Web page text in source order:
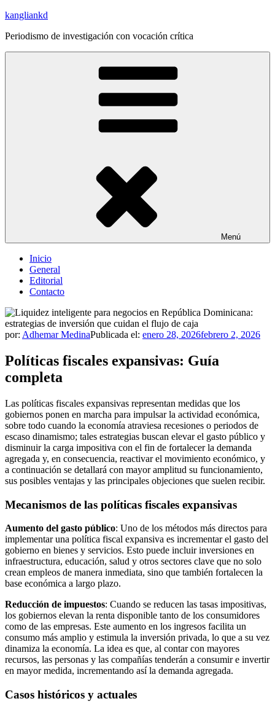
Saltar
contenido
kangliankd
Periodismo de investigación con vocación crítica
Menú
Inicio
General
Editorial
Contacto
por: Adhemar MedinaPublicada el: enero 28, 2026febrero 2, 2026
Políticas fiscales expansivas: Guía
completa
Las políticas fiscales expansivas representan medidas que los
gobiernos ponen en marcha para impulsar la actividad económica,
sobre todo cuando la economía atraviesa recesiones o periodos de
escaso dinamismo; tales estrategias buscan elevar el gasto público y
disminuir la carga impositiva con el fin de fortalecer la demanda
agregada y, en consecuencia, reactivar el movimiento económico, y
a continuación se detallará con mayor amplitud su funcionamiento,
sus posibles ventajas y las principales objeciones que suelen recibir.
Mecanismos de las políticas fiscales expansivas
Aumento del gasto público: Uno de los métodos más directos para
implementar una política fiscal expansiva es incrementar el gasto del
gobierno en bienes y servicios. Esto puede incluir inversiones en
infraestructura, educación, salud y otros sectores clave que no solo
crean empleos de manera inmediata, sino que también fortalecen la
base económica a largo plazo.
Reducción de impuestos: Cuando se reducen las tasas impositivas,
los gobiernos elevan la renta disponible tanto de los consumidores
como de las empresas. Este aumento en los ingresos facilita un
consumo más amplio y estimula la inversión privada, lo que a su vez
dinamiza la economía. La idea es que, al contar con mayores
recursos, las personas y las compañías tenderán a consumir e invertir
en mayor medida, incrementando así la demanda agregada.
Casos históricos y actuales